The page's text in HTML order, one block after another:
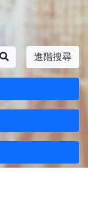
進階搜尋